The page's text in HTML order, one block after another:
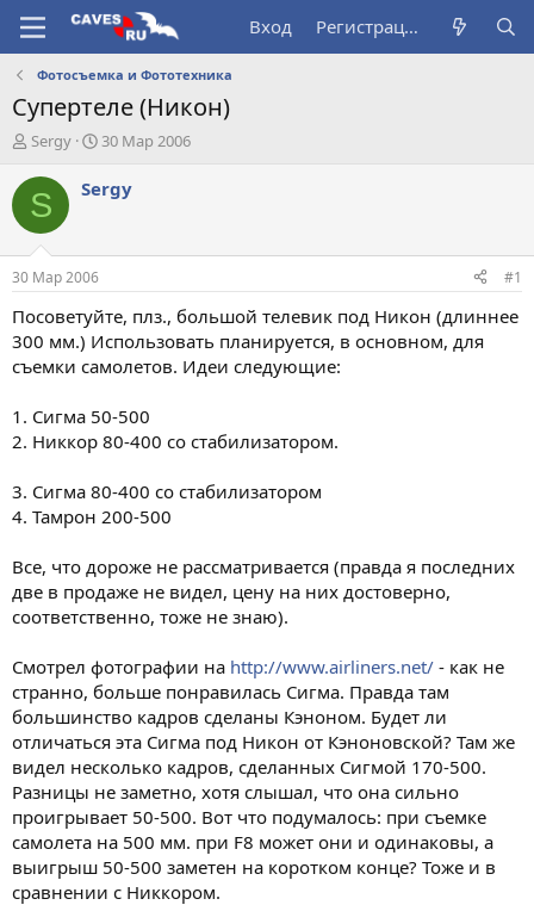
Вход Регистрация
Фотосъемка и Фототехника
Супертеле (Никон)
А
т
о
т
е
м
ы
Sergy
Д
т
а
л
а
30 Мар 2006
S Sergy
30 Мар 2006 #1
Посоветуйте, плз., большой телевик под Никон (длиннее
300 мм.) Использовать планируется, в основном, для
съемки самолетов. Идеи следующие:
1. Сигма 50-500
2. Никкор 80-400 со стабилизатором.
3. Сигма 80-400 со стабилизатором
4. Тамрон 200-500
Все, что дороже не рассматривается (правда я последних
две в продаже не видел, цену на них достоверно,
соответственно, тоже не знаю).
Смотрел фотографии на http://www.airliners.net/ - как не
странно, больше понравилась Сигма. Правда там
большинство кадров сделаны Кэноном. Будет ли
отличаться эта Сигма под Никон от Кэноновской? Там же
видел несколько кадров, сделанных Сигмой 170-500.
Разницы не заметно, хотя слышал, что она сильно
проигрывает 50-500. Вот что подумалось: при съемке
самолета на 500 мм. при F8 может они и одинаковы, а
выигрыш 50-500 заметен на коротком конце? Тоже и в
сравнении с Никкором.